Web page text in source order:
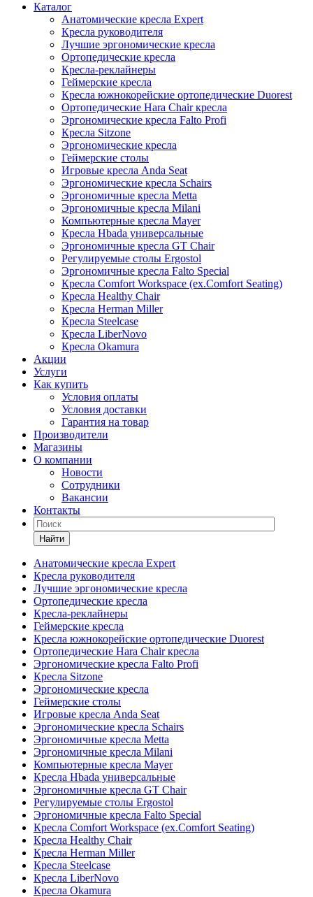
Каталог
Анатомические кресла Expert
Кресла руководителя
Лучшие эргономические кресла
Ортопедические кресла
Кресла-реклайнеры
Геймерские кресла
Кресла южнокорейские ортопедические Duorest
Ортопедические Hara Chair кресла
Эргономические кресла Falto Profi
Кресла Sitzone
Эргономические кресла
Геймерские столы
Игровые кресла Anda Seat
Эргономические кресла Schairs
Эргономичные кресла Metta
Эргономичные кресла Milani
Компьютерные кресла Mayer
Кресла Hbada универсальные
Эргономичные кресла GT Chair
Регулируемые столы Ergostol
Эргономичные кресла Falto Special
Кресла Comfort Workspace (ex.Comfort Seating)
Кресла Healthy Chair
Кресла Herman Miller
Кресла Steelcase
Кресла LiberNovo
Кресла Okamura
Акции
Услуги
Как купить
Условия оплаты
Условия доставки
Гарантия на товар
Производители
Магазины
О компании
Новости
Сотрудники
Вакансии
Контакты
Найти
Анатомические кресла Expert
Кресла руководителя
Лучшие эргономические кресла
Ортопедические кресла
Кресла-реклайнеры
Геймерские кресла
Кресла южнокорейские ортопедические Duorest
Ортопедические Hara Chair кресла
Эргономические кресла Falto Profi
Кресла Sitzone
Эргономические кресла
Геймерские столы
Игровые кресла Anda Seat
Эргономические кресла Schairs
Эргономичные кресла Metta
Эргономичные кресла Milani
Компьютерные кресла Mayer
Кресла Hbada универсальные
Эргономичные кресла GT Chair
Регулируемые столы Ergostol
Эргономичные кресла Falto Special
Кресла Comfort Workspace (ex.Comfort Seating)
Кресла Healthy Chair
Кресла Herman Miller
Кресла Steelcase
Кресла LiberNovo
Кресла Okamura